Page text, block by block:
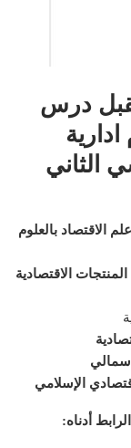
درس
الثاني
الاقتصاد بالعلوم
الاقتصادية
الإسلامي
أدناه: